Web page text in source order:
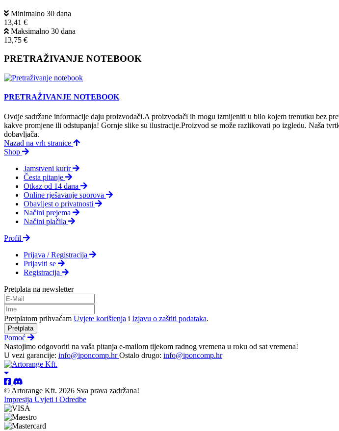
Minimalno 30 dana
13,41 €
Maksimalno 30 dana
13,75 €
PRETRAŽIVANJE NOTEBOOK
PRETRAŽIVANJE NOTEBOOK
Ovdje sadržane informacije daju proizvodači.A proizvodači ih mogu izmijeniti u bilo kojem trenutku bez
kakve promjene ili odstupanja! Gornje slike su ilustracije.Proizvod se može razlikovati po izgledu. Naša
dobavljača.
Nazad na vrh stranice
Shop
Jamstveni kurir
Česta pitanje
Otkaz od 14 dana
Online rješavanje sporova
Obavijest o privatnosti
Načini prejema
Načini plačila
Profil
Prijava / Registracija
Prijaviti se
Registracija
Pretplata na newsletter
Pretplatom prihvaćam Uvjete korištenja i Izjavu o zaštiti podataka.
Pretplata
Pomoć
Nastojimo odgovoriti na vaša pitanja e-mailom tijekom radnog vremena u roku od sat vremena!
U vezi garancije: info@iponcomp.hrOstalo drugo: info@iponcomp.hr
© Artorange Kft. 2026 Sva prava zadržana!
Impresija Uvjeti i Odredbe